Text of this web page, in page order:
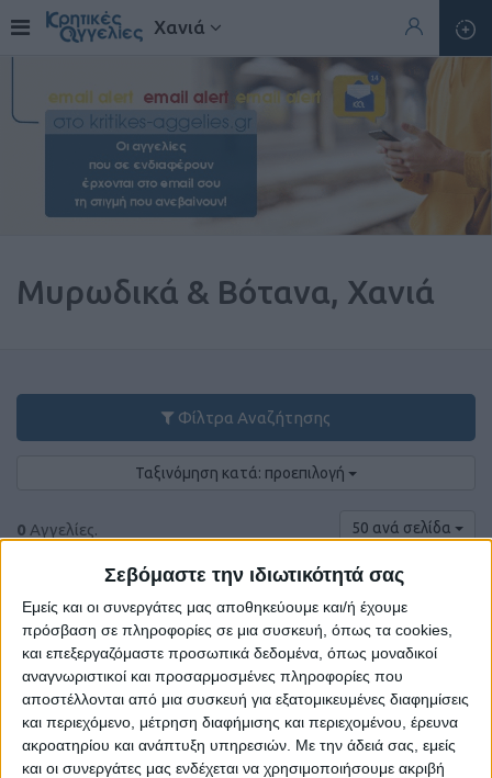
Σεβόμαστε την ιδιωτικότητά σας
Εμείς και οι συνεργάτες μας αποθηκεύουμε και/ή έχουμε
πρόσβαση σε πληροφορίες σε μια συσκευή, όπως τα cookies,
και επεξεργαζόμαστε προσωπικά δεδομένα, όπως μοναδικοί
αναγνωριστικοί και προσαρμοσμένες πληροφορίες που
αποστέλλονται από μια συσκευή για εξατομικευμένες διαφημίσεις
και περιεχόμενο, μέτρηση διαφήμισης και περιεχομένου, έρευνα
ακροατηρίου και ανάπτυξη υπηρεσιών. Με την άδειά σας, εμείς
και οι συνεργάτες μας ενδέχεται να χρησιμοποιήσουμε ακριβή
Χανιά
Μυρωδικά & Βότανα, Χανιά
Φίλτρα Αναζήτησης
Ταξινόμηση κατά: προεπιλογή
0 Αγγελίες. 50 ανά σελίδα